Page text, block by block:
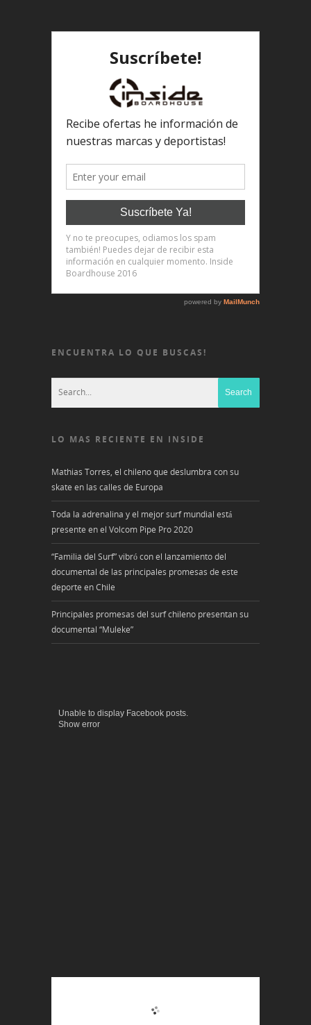
ENCUENTRA LO QUE BUSCAS!
LO MAS RECIENTE EN INSIDE
Mathias Torres, el chileno que deslumbra con su
skate en las calles de Europa
Toda la adrenalina y el mejor surf mundial está
presente en el Volcom Pipe Pro 2020
“Familia del Surf” vibró con el lanzamiento del
documental de las principales promesas de este
deporte en Chile
Principales promesas del surf chileno presentan su
documental “Muleke”
Unable to display Facebook posts.
Show error